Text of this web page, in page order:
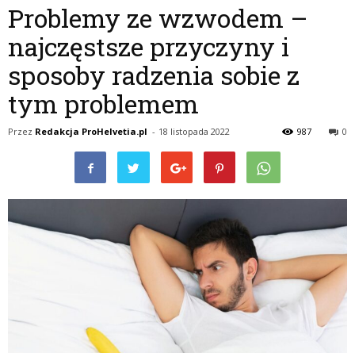
Problemy ze wzwodem –
najczęstsze przyczyny i
sposoby radzenia sobie z
tym problemem
Przez Redakcja ProHelvetia.pl - 18 listopada 2022 0
987